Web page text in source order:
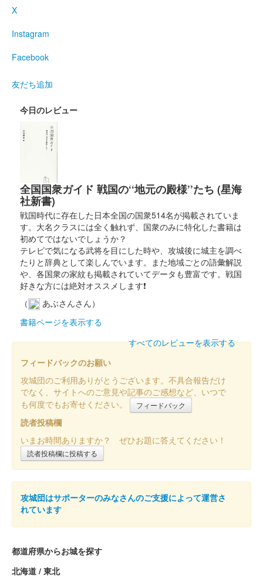
X
Instagram
Facebook
友だち追加
今日のレビュー
全国国衆ガイド 戦国の‘‘地元の殿様’’たち (星海
社新書)
戦国時代に存在した日本全国の国衆514名が掲載されていま
す。大名クラスには全く触れず、国衆のみに特化した書籍は
初めてではないでしょうか？
テレビで気になる武将を目にした時や、攻城後に城主を調べ
たりと辞典として楽しんでいます。また地域ごとの語彙解説
や、各国衆の家紋も掲載されていてデータも豊富です。戦国
好きな方には絶対オススメします❗
（
あぶさんさん）
書籍ページを表示する
すべてのレビューを表示する
フィードバックのお願い
攻城団のご利用ありがとうございます。不具合報告だけ
でなく、サイトへのご意見や記事のご感想など、いつで
も何度でもお寄せください。
フィードバック
読者投稿欄
いまお時間ありますか？ ぜひお題に答えてください！
読者投稿欄に投稿する
攻城団はサポーターのみなさんのご支援によって運営さ
れています
都道府県からお城を探す
北海道 / 東北